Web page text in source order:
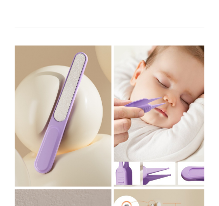
Pentru Casa si Camping
Aragaze, plite, piese butelii de
Accesorii aragaze & butelii
Pirostrii si accesorii pentru gatit
Plite & aragaze
Iluminat & electrice
Prelungitoare & cabluri electrice
Coliere plastic